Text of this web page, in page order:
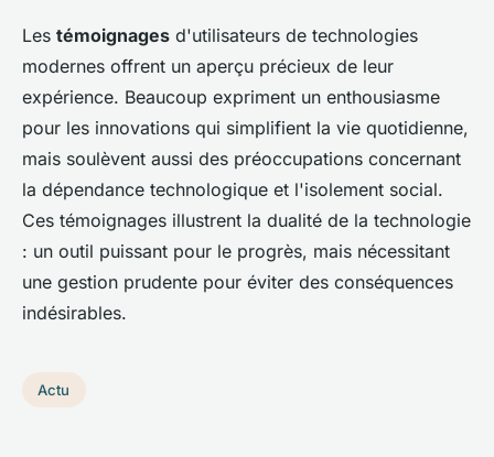
Les témoignages d'utilisateurs de technologies
modernes offrent un aperçu précieux de leur
expérience. Beaucoup expriment un enthousiasme
pour les innovations qui simplifient la vie quotidienne,
mais soulèvent aussi des préoccupations concernant
la dépendance technologique et l'isolement social.
Ces témoignages illustrent la dualité de la technologie
: un outil puissant pour le progrès, mais nécessitant
une gestion prudente pour éviter des conséquences
indésirables.
Actu